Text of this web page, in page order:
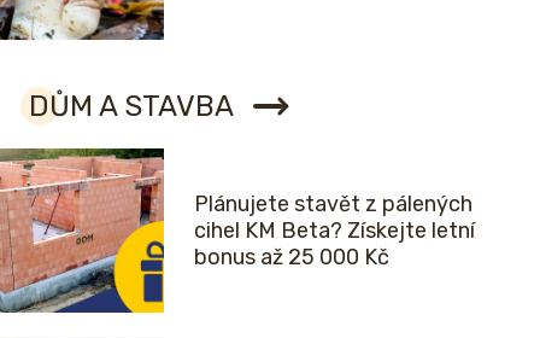
DŮM A STAVBA
Plánujete stavět z pálených
cihel KM Beta? Získejte letní
bonus až 25 000 Kč